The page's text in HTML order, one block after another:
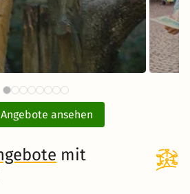
ab59 €
mit Hotel
und Frühstück
Angebot
ansehen
mit